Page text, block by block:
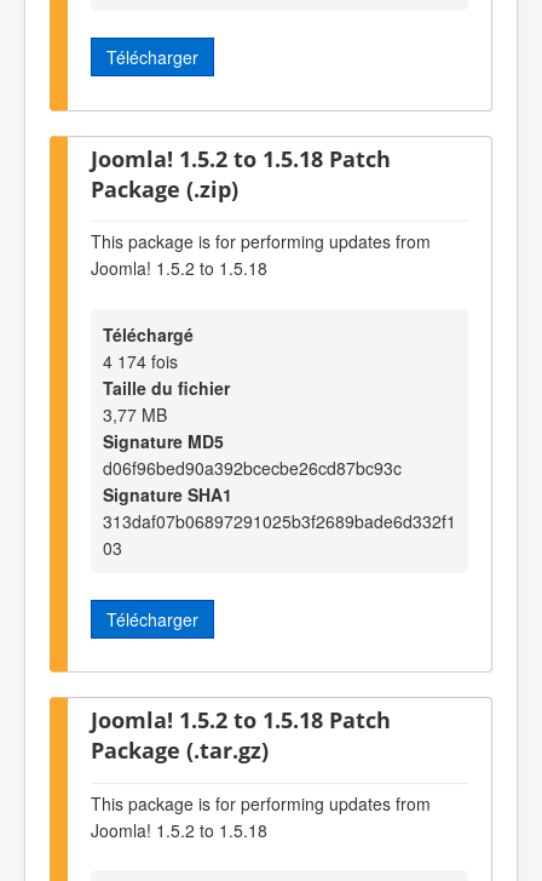
Télécharger
Joomla! 1.5.2 to 1.5.18 Patch
Package (.zip)
This package is for performing updates from
Joomla! 1.5.2 to 1.5.18
Téléchargé
4 174 fois
Taille du fichier
3,77 MB
Signature MD5
d06f96bed90a392bcecbe26cd87bc93c
Signature SHA1
313daf07b06897291025b3f2689bade6d332f1
03
Télécharger
Joomla! 1.5.2 to 1.5.18 Patch
Package (.tar.gz)
This package is for performing updates from
Joomla! 1.5.2 to 1.5.18